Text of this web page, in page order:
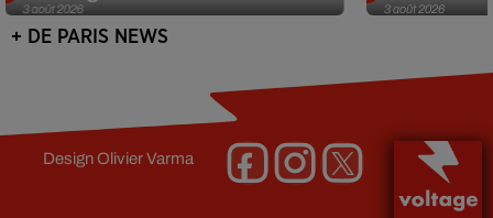
3 août 2026 3 août 2026
+ DE PARIS NEWS
DesignOlivier Varma